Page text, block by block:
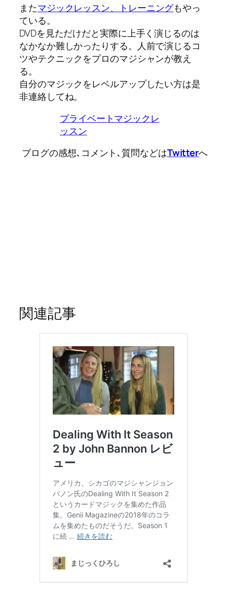
またマジックレッスン、トレーニングもやっ
ている。
DVDを見ただけだと実際に上手く演じるのは
なかなか難しかったりする。人前で演じるコ
ツやテクニックをプロのマジシャンが教え
る。
自分のマジックをレベルアップしたい方は是
非連絡してね。
プライベートマジックレ
ッスン
ブログの感想､コメント､質問などはTwitterへ
関連記事